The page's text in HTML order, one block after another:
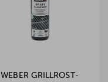
WEBER GRILLROST-